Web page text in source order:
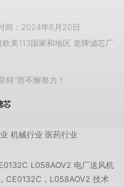
：2024年6月20日
美113国家和地区 老牌滤芯厂
特”而不懈努力！
芯
机械行业 医药行业
L058AOV2 电厂送风机
CE0132C，L058AOV2 技术